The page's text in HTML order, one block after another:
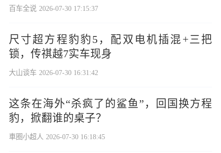
百车全说 2026-07-30 17:15:37
尺寸超方程豹豹5，配双电机插混+三把
锁，传祺越7实车现身
大山谈车 2026-07-30 16:31:42
这条在海外“杀疯了的鲨鱼”，回国换方程
豹，掀翻谁的桌子？
車圈小超人 2026-07-30 16:18:45